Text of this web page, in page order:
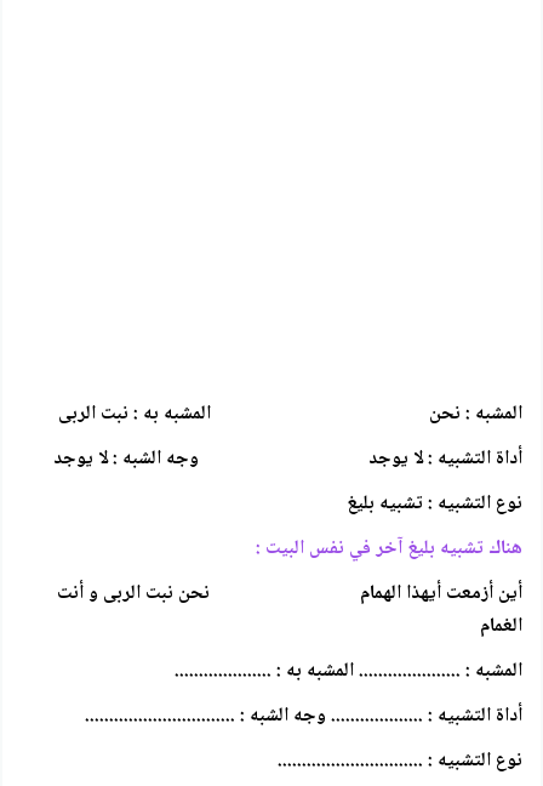
المشبه : نحن المشبه به : نبت الربى
أداة التشبيه : لا يوجد وجه الشبه : لا يوجد
نوع التشبيه : تشبيه بليغ
هناك تشبيه بليغ آخر في نفس البيت :
أين أزمعت أيهذا الهمام نحن نبت الربى و أنت
الغمام
المشبه : ..................... المشبه به : ....................
أداة التشبيه : ................... وجه الشبه : ...............................
نوع التشبيه : ..............................